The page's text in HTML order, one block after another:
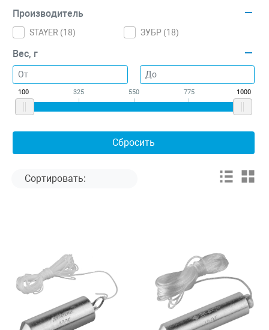
Производитель
STAYER (18) ЗУБР (18)
Вес, г
100 325 550 775 1000